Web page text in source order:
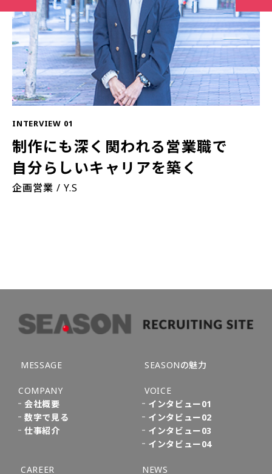
INTERVIEW 01
制作にも深く関われる営業職で
自分らしいキャリアを築く
企画営業 / Y.S
MESSAGE SEASONの魅力
COMPANY
会社概要
数字で見る
仕事紹介
VOICE
インタビュー01
インタビュー02
インタビュー03
インタビュー04
CAREER NEWS